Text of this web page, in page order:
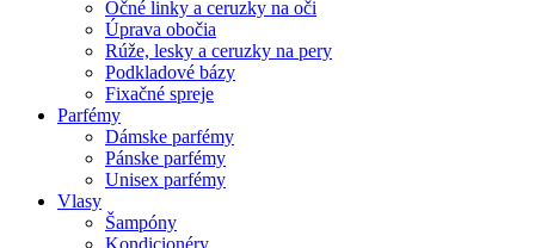
Očné linky a ceruzky na oči
Úprava obočia
Rúže, lesky a ceruzky na pery
Podkladové bázy
Fixačné spreje
Parfémy
Dámske parfémy
Pánske parfémy
Unisex parfémy
Vlasy
Šampóny
Kondicionéry